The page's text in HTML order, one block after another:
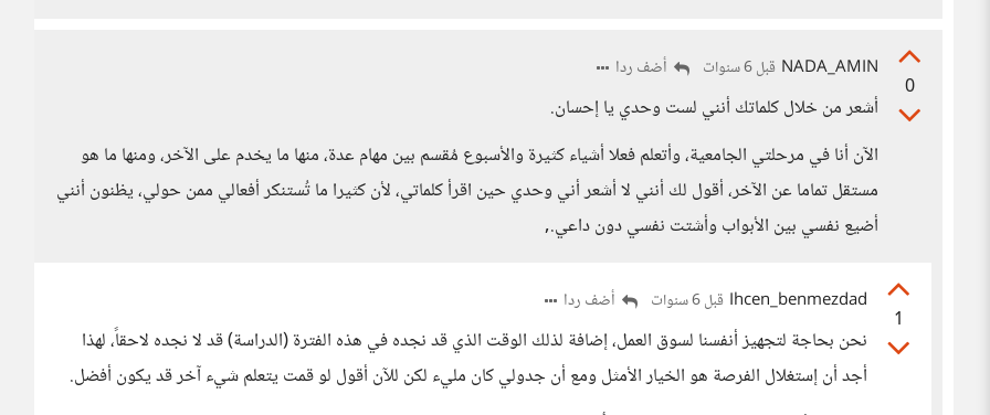
0
NADA_AMIN قبل 6 سنوات أضف ردا
أشعر من خلال كلماتك أنني لست وحدي يا إحسان.
الآن أنا في مرحلتي الجامعية، وأتعلم فعلا أشياء كثيرة والأسبوع مُقسم بين مهام عدة، منها ما يخدم على الآخر، ومنها ما هو
مستقل تماما عن الآخر، أقول لك أنني لا أشعر أني وحدي حين اقرأ كلماتي، لأن كثيرا ما تُستنكر أفعالي ممن حولي، يظنون أنني
أضيع نفسي بين الأبواب وأشتت نفسي دون داعي.,
1
Ihcen_benmezdad قبل 6 سنوات أضف ردا
نحن بحاجة لتجهيز أنفسنا لسوق العمل، إضافة لذلك الوقت الذي قد نجده في هذه الفترة (الدراسة) قد لا نجده لاحقاً، لهذا
أجد أن إستغلال الفرصة هو الخيار الأمثل ومع أن جدولي كان مليء لكن للآن أقول لو قمت يتعلم شيء آخر قد يكون أفضل.